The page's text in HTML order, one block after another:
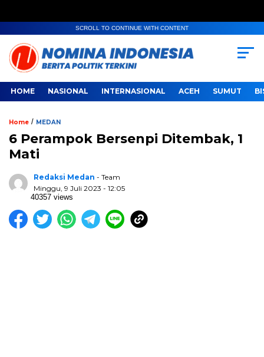
SCROLL TO CONTINUE WITH CONTENT
HOME NASIONAL INTERNASIONAL ACEH SUMUT
Home / MEDAN
6 Perampok Bersenpi Ditembak, 1
Mati
Redaksi Medan - Team
Minggu, 9 Juli 2023 - 12:05
40357 views